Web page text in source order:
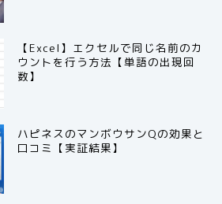
【Excel】エクセルで同じ名前のカ
ウントを行う方法【単語の出現回
数】
ハピネスのマンボウサンQの効果と
口コミ【実証結果】